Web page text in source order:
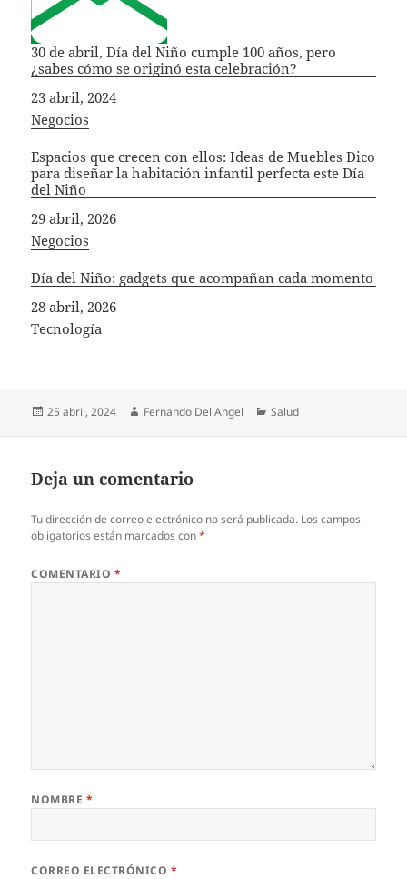
30 de abril, Día del Niño cumple 100 años, pero
¿sabes cómo se originó esta celebración?
Fecha
23 abril, 2024
In relation to
Negocios
Espacios que crecen con ellos: Ideas de Muebles Dico
para diseñar la habitación infantil perfecta este Día
del Niño
Fecha
29 abril, 2026
In relation to
Negocios
Día del Niño: gadgets que acompañan cada momento
Fecha
28 abril, 2026
In relation to
Tecnología
Publicado
25 abril, 2024 Autor
Fernando Del Angel Categorías
Salud
Deja un comentario
Tu dirección de correo electrónico no será publicada. Los campos
obligatorios están marcados con*
COMENTARIO *
NOMBRE *
CORREO ELECTRÓNICO *